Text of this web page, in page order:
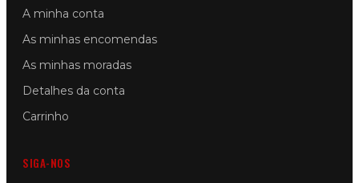
A minha conta
As minhas encomendas
As minhas moradas
Detalhes da conta
Carrinho
SIGA-NOS